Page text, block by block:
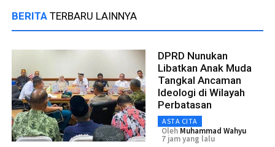
BERITA TERBARU LAINNYA
DPRD Nunukan
Libatkan Anak Muda
Tangkal Ancaman
Ideologi di Wilayah
Perbatasan
ASTA CITA
Oleh Muhammad Wahyu
7 jam yang lalu